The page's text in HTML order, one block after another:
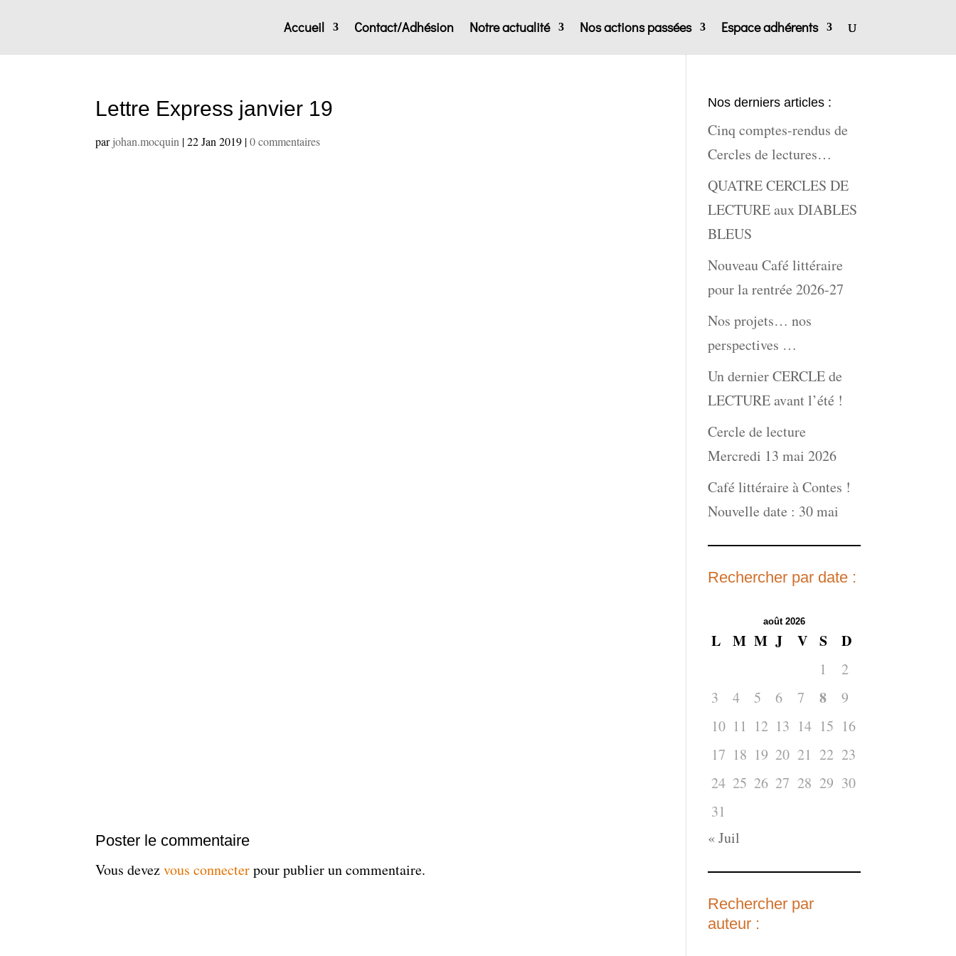
Accueil Contact/Adhésion Notre actualité Nos actions passées Espace adhérents
Lettre Express janvier 19
parjohan.mocquin |22 Jan 2019 |0 commentaires
Poster le commentaire
Vous devezvous connecterpour publier un commentaire.
Nos derniers articles :
Cinq comptes-rendus de
Cercles de lectures…
QUATRE CERCLES DE
LECTURE aux DIABLES
BLEUS
Nouveau Café littéraire
pour la rentrée 2026-27
Nos projets… nos
perspectives …
Un dernier CERCLE de
LECTURE avant l’été !
Cercle de lecture
Mercredi 13 mai 2026
Café littéraire à Contes !
Nouvelle date : 30 mai
Rechercher par date :
août 2026
L M M J V S D
1
2
3
4 5 6 7 8
9
10 11 12 13 14 15 16
17 18 19 20 21 22 23
24 25 26 27 28 29 30
31
« Juil
Rechercher par
auteur :